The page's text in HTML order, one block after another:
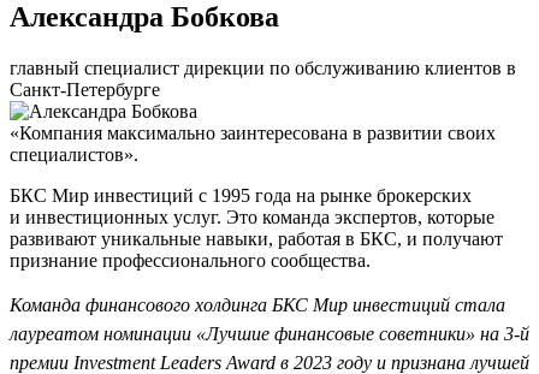
Александра Бобкова
главный специалист дирекции по обслуживанию клиентов в
Санкт-Петербурге
«Компания максимально заинтересована в развитии своих
специалистов».
БКС Мир инвестиций с 1995 года на рынке брокерских
и инвестиционных услуг. Это команда экспертов, которые
развивают уникальные навыки, работая в БКС, и получают
признание профессионального сообщества.
Команда финансового холдинга БКС Мир инвестиций стала
лауреатом номинации «Лучшие финансовые советники» на 3-й
премии Investment Leaders Award в 2023 году и признана лучшей